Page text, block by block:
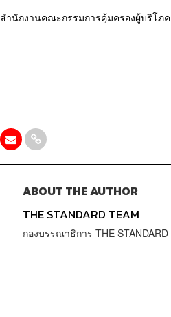
สำนักงานคณะกรรมการคุ้มครองผู้บริโภค
ABOUT THE AUTHOR
THE STANDARD TEAM
กองบรรณาธิการ THE STANDARD